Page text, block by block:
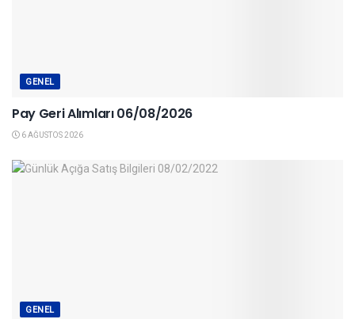
GENEL
Pay Geri Alımları 06/08/2026
6 AĞUSTOS 2026
GENEL